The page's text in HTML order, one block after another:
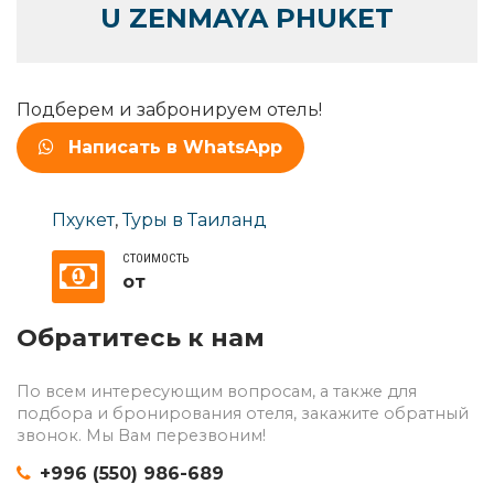
U ZENMAYA PHUKET
Подберем и забронируем отель!
Написать в WhatsApp
Пхукет,Туры в Таиланд
СТОИМОСТЬ
от
Обратитесь к нам
По всем интересующим вопросам, а также для
подбора и бронирования отеля, закажите обратный
звонок. Мы Вам перезвоним!
+996 (550) 986-689